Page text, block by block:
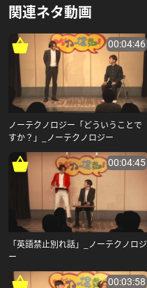
関連ネタ動画
00:04:46
ノーテクノロジー「どういうことで
すか？」_ノーテクノロジー
00:04:45
「英語禁止別れ話」_ノーテクノロジ
ー
00:03:58